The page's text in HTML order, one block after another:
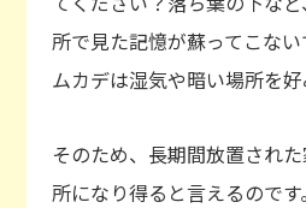
所で見た記憶が蘇ってこない
ムカデは湿気や暗い場所を好
そのため、長期間放置され
所になり得ると言えるのです。